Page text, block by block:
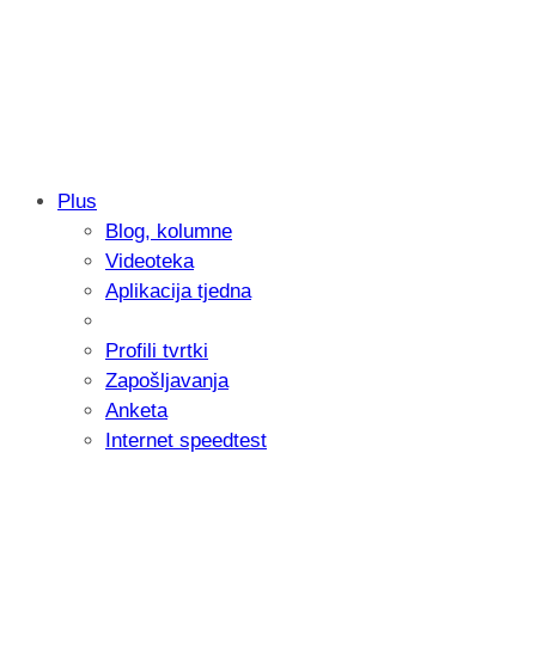
Samsung otkrio kako je nastajala
donijelo tanje i izdržljivije preklopne
Plus
Blog, kolumne
Videoteka
Aplikacija tjedna
Profili tvrtki
Zapošljavanja
Anketa
Internet speedtest